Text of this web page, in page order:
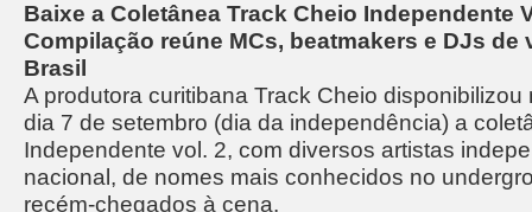
Baixe a Coletânea Track Cheio Independente
Compilação reúne MCs, beatmakers e DJs de
Brasil
A produtora curitibana Track Cheio disponibilizou
dia 7 de setembro (dia da independência) a
Independente vol. 2, com diversos artistas
nacional, de nomes mais conhecidos no
recém-chegados à cena.